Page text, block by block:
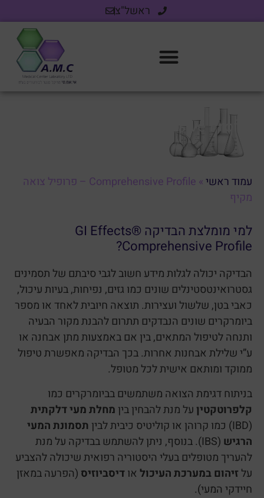
ראשל"צ
עמוד ראשי»
Comprehensive Profile – פרופיל צואה
מקיף
למי מומלצת הבדיקה GI Effects®
Comprehensive Profile?
הבדיקה יכולה לגלות מידע חשוב לגבי סיבתם של תסמינים
גסטרואינטסטינלים שונים כמו גזים, נפיחות, בעיות עיכול,
כאבי בטן, שלשול ועצירות. תוצאה חיובית לאחד או מספר
ביומרקרים שונים הנבדקים תתרום להבנת מקור הבעיה
ותנחה לטיפול המתאים, בין אם באמצעות מתן אבחנה או
ע”י שלילת אבחנות אחרות. בכך הבדיקה מאפשרת טיפול
ממוקד ומותאם אישית לכל מטופל.
בניתוח דגימת הצואה משתמשים בביומרקרים כמו
קלפרוטקטין על מנת להבחין בין מחלת מעי דלקתית
(IBD) כמו קרוהן או קוליטיס כיבית לבין
תסמונת המעי
הרגיש
(IBS). בנוסף, ניתן להשתמש בבדיקה על מנת
להעריך מטופלים בעלי היסטוריה רפואית שיכולה להצביע
על זיהום במערכת העיכול אודיסביוזיס (הפרעה במאזן
חיידקי המעי).